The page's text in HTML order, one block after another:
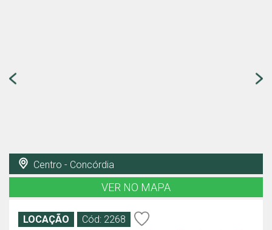
Centro - Concórdia
VER NO MAPA
LOCAÇÃO Cód: 2268